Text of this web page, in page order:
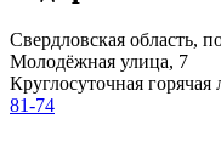
Свердловская область,
Молодёжная улица, 7
Круглосуточная горячая
81-74